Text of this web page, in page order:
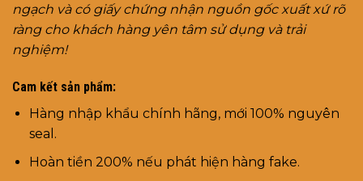
ngạch và có giấy chứng nhận nguồn gốc xuất xứ rõ
ràng cho khách hàng yên tâm sử dụng và trải
nghiệm!
Cam kết sản phẩm:
Hàng nhập khẩu chính hãng, mới 100% nguyên
seal.
Hoàn tiền 200% nếu phát hiện hàng fake.